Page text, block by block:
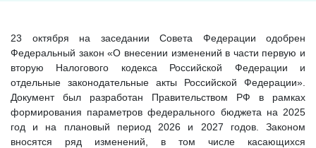
23 октября на заседании Совета Федерации одобрен
Федеральный закон «О внесении изменений в части первую и
вторую Налогового кодекса Российской Федерации и
отдельные законодательные акты Российской Федерации».
Документ был разработан Правительством РФ в рамках
формирования параметров федерального бюджета на 2025
год и на плановый период 2026 и 2027 годов. Законом
вносятся ряд изменений, в том числе касающихся